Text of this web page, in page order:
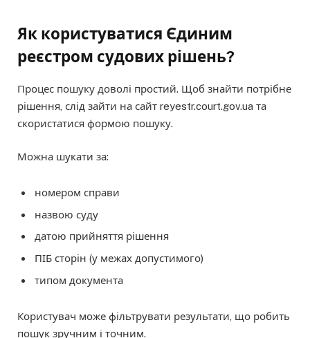
Як користуватися Єдиним
реєстром судових рішень?
Процес пошуку доволі простий. Щоб знайти потрібне
рішення, слід зайти на сайт reyestr.court.gov.ua та
скористатися формою пошуку.
Можна шукати за:
номером справи
назвою суду
датою прийняття рішення
ПІБ сторін (у межах допустимого)
типом документа
Користувач може фільтрувати результати, що робить
пошук зручним і точним.